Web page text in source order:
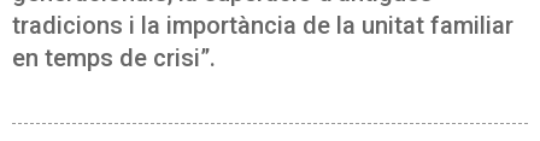
tradicions i la importància de la unitat familiar
en temps de crisi”.